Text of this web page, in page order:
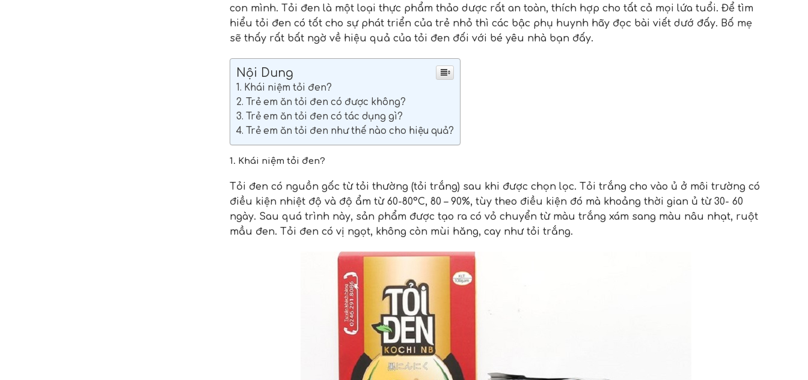
con mình. Tỏi đen là một loại thực phẩm thảo dược rất an toàn, thích hợp cho tất cả mọi lứa tuổi. Để tìm
hiểu tỏi đen có tốt cho sự phát triển của trẻ nhỏ thì các bậc phụ huynh hãy đọc bài viết dướ đấy. Bố mẹ
sẽ thấy rất bất ngờ về hiệu quả của tỏi đen đối với bé yêu nhà bạn đấy.
Nội Dung
1. Khái niệm tỏi đen?
2. Trẻ em ăn tỏi đen có được không?
3. Trẻ em ăn tỏi đen có tác dụng gì?
4. Trẻ em ăn tỏi đen như thế nào cho hiệu quả?
1. Khái niệm tỏi đen?
Tỏi đen có nguồn gốc từ tỏi thường (tỏi trắng) sau khi được chọn lọc. Tỏi trắng cho vào ủ ở môi trường có
điều kiện nhiệt độ và độ ẩm từ 60-80°C, 80 – 90%, tùy theo điều kiện đó mà khoảng thời gian ủ từ 30- 60
ngày. Sau quá trình này, sản phẩm được tạo ra có vỏ chuyển từ màu trắng xám sang màu nâu nhạt, ruột
mầu đen. Tỏi đen có vị ngọt, không còn mùi hăng, cay như tỏi trắng.